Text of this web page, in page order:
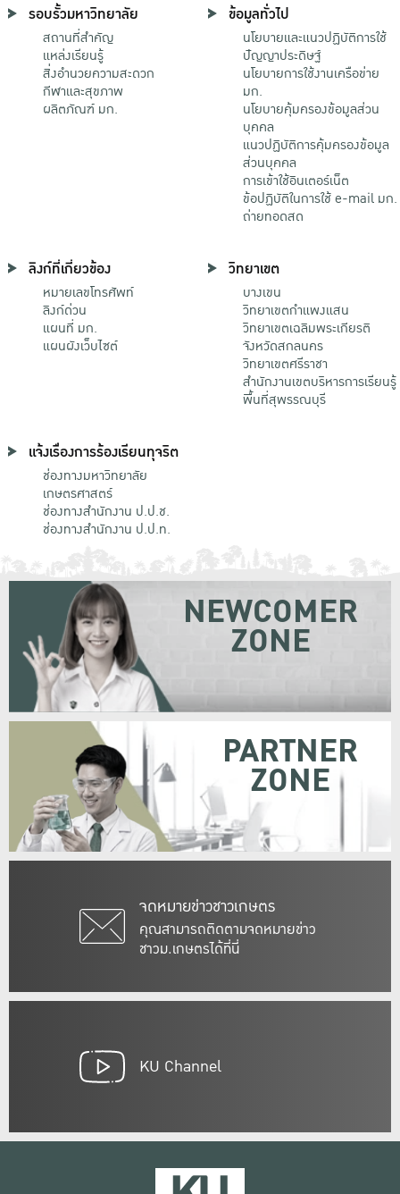
รอบรั้วมหาวิทยาลัย
สถานที่สำคัญ
แหล่งเรียนรู้
สิ่งอำนวยความสะดวก
กีฬาและสุขภาพ
ผลิตภัณฑ์ มก.
ข้อมูลทั่วไป
นโยบายและแนวปฏิบัติการใช้
ปัญญาประดิษฐ์
นโยบายการใช้งานเครือข่าย
มก.
นโยบายคุ้มครองข้อมูลส่วน
บุคคล
แนวปฏิบัติการคุ้มครองข้อมูล
ส่วนบุคคล
การเข้าใช้อินเตอร์เน็ต
ข้อปฏิบัติในการใช้ e-mail มก.
ถ่ายทอดสด
ลิงก์ที่เกี่ยวข้อง
หมายเลขโทรศัพท์
ลิงก์ด่วน
แผนที่ มก.
แผนผังเว็บไซต์
วิทยาเขต
บางเขน
วิทยาเขตกําแพงแสน
วิทยาเขตเฉลิมพระเกียรติ
จังหวัดสกลนคร
วิทยาเขตศรีราชา
สำนักงานเขตบริหารการเรียนรู้
พื้นที่สุพรรณบุรี
แจ้งเรื่องการร้องเรียนทุจริต
ช่องทางมหาวิทยาลัย
เกษตรศาสตร์
ช่องทางสำนักงาน ป.ป.ช.
ช่องทางสำนักงาน ป.ป.ท.
จดหมายข่าวชาวเกษตร
คุณสามารถติดตามจดหมายข่าว
ชาวม.เกษตรได้ที่นี่
NEWCOMER
ZONE
PARTNER
ZONE
KU Channel